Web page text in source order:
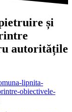
și
autoritățile
lipnita-
obiectivele-